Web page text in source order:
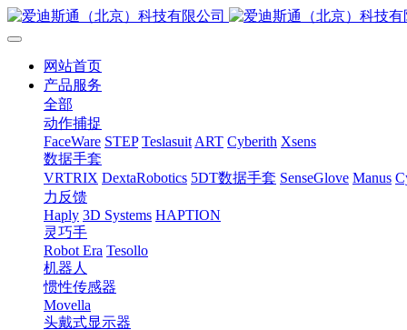
网站首页
产品服务
全部
动作捕捉
FaceWare STEP Teslasuit ART Cyberith Xsens
数据手套
VRTRIX DextaRobotics 5DT数据手套 SenseGlove Manus
力反馈
Haply 3D Systems HAPTION
灵巧手
Robot Era Tesollo
机器人
惯性传感器
Movella
头戴式显示器